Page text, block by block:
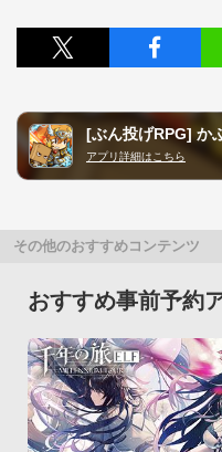
[ぶん投げRPG] か
アプリ詳細はこちら
その他のおすすめコンテンツ
おすすめ事前予約